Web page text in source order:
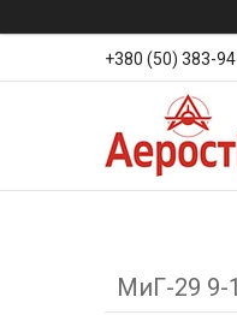
+380 (50) 383-
МиГ-29 9-